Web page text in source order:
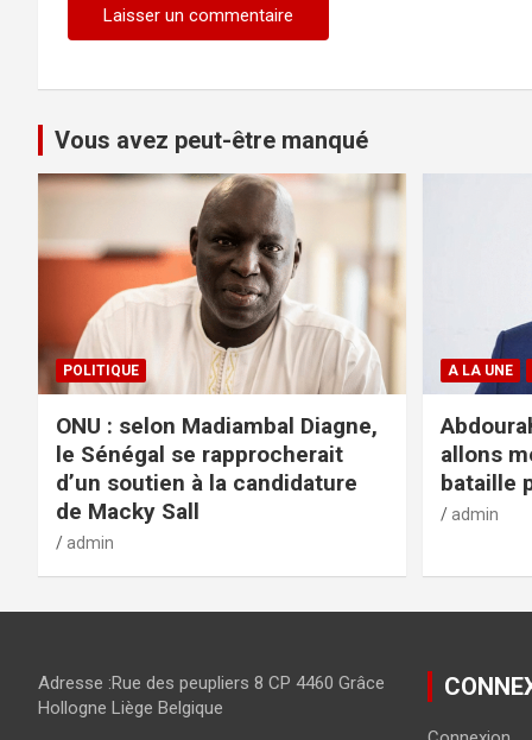
Vous avez peut-être manqué
POLITIQUE
ONU : selon Madiambal Diagne,
le Sénégal se rapprocherait
d’un soutien à la candidature
de Macky Sall
admin
A LA UNE
allons
bataille
admin
Adresse :Rue des peupliers 8 CP 4460 Grâce
Hollogne Liège Belgique